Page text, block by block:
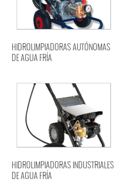
HIDROLIMPIADORAS AUTÓNOMAS
DE AGUA FRÍA
HIDROLIMPIADORAS INDUSTRIALES
DE AGUA FRÍA